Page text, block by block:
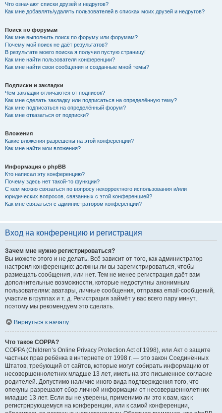
Что означают списки друзей и недругов?
Как мне добавлять/удалять пользователей в списках моих друзей и недругов?
Поиск по форумам
Как мне выполнить поиск по форуму или форумам?
Почему мой поиск не даёт результатов?
В результате моего поиска я получил пустую страницу!
Как мне найти пользователя конференции?
Как мне найти свои сообщения и созданные мной темы?
Подписки и закладки
Чем закладки отличаются от подписок?
Как мне сделать закладку или подписаться на определённую тему?
Как мне подписаться на определённый форум?
Как мне отказаться от подписки?
Вложения
Какие вложения разрешены на этой конференции?
Как мне найти мои вложения?
Информация о phpBB
Кто написал эту конференцию?
Почему здесь нет такой-то функции?
С кем можно связаться по вопросу некорректного использования и/или
юридических вопросов, связанных с этой конференцией?
Как мне связаться с администратором конференции?
Вход на конференцию и регистрация
Зачем мне нужно регистрироваться?
Вы можете этого и не делать. Всё зависит от того, как администратор
настроил конференцию: должны ли вы зарегистрироваться, чтобы
размещать сообщения, или нет. Тем не менее регистрация даёт вам
дополнительные возможности, которые недоступны анонимным
пользователям: аватары, личные сообщения, отправка email-сообщений,
участие в группах и т. д. Регистрация займёт у вас всего пару минут,
поэтому мы рекомендуем это сделать.
Вернуться к началу
Что такое COPPA?
COPPA (Children’s Online Privacy Protection Act of 1998), или Акт о защите
частных прав ребёнка в интернете от 1998 г. — это закон Соединённых
Штатов, требующий от сайтов, которые могут собирать информацию от
несовершеннолетних младше 13 лет, иметь на это письменное согласие
родителей. Допустимо наличие иного вида подтверждения того, что
опекуны разрешают сбор личной информации от несовершеннолетних
младше 13 лет. Если вы не уверены, применимо ли это к вам, как к
регистрирующемуся на конференции, или к самой конференции,